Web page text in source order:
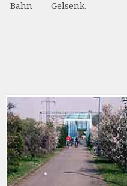
Bahn
Gelsenk.